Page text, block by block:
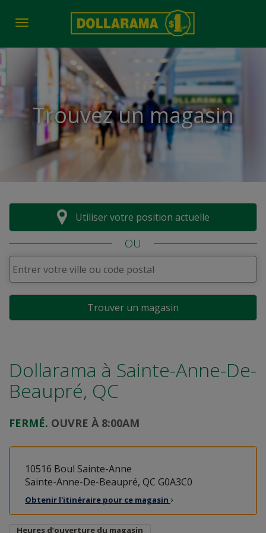
Toggle navigation
Trouvez un magasin
Utiliser votre position actuelle
OU
Trouver un magasin
Dollarama à Sainte-Anne-De-
Beaupré, QC
FERMÉ. OUVRE À 8:00AM
10516 Boul Sainte-Anne
Sainte-Anne-De-Beaupré, QC G0A3C0
Obtenir l'itinéraire pour ce magasin
Heures d’ouverture du magasin